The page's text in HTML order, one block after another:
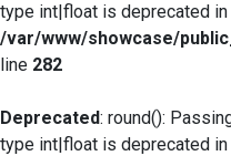
type int|float is deprecated in
/var/www/showcase/
line 282
Deprecated: round():
type int|float is deprecated in